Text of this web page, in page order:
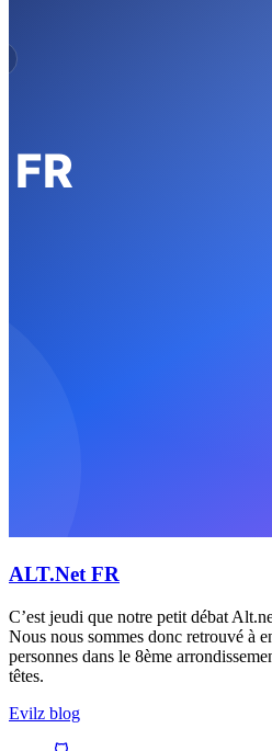
ALT.Net FR
C’est jeudi que notre petit débat
Nous nous sommes donc retrouvé à
personnes dans le 8ème
têtes.
Evilz blog